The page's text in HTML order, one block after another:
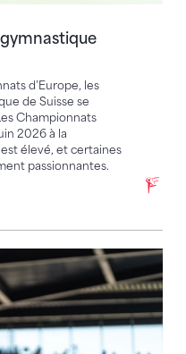
d’Europe, les
de Suisse se
Championnats
2026 à la
élevé, et certaines
passionnantes.
exécutif de Swiss